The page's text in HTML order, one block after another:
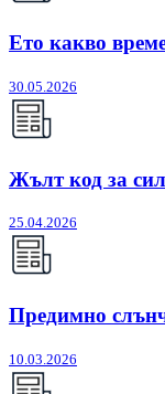
Ето какво
30.05.2026
Жълт код за
25.04.2026
Предимно
10.03.2026